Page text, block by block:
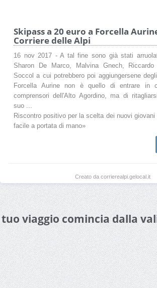
Skipass a 20 euro a Forcella
Corriere delle Alpi
16 nov 2017 - A tal fine sono già stati
Sharon De Marco, Malvina Gnech,
Soccol a cui potrebbero poi aggiungersene
Forcella Aurine non è quello di entrare in
comprensori dell'Alto Agordino, ma di
suo ...
Riscontro positivo per la scelta dei nuovi
facile a portata di mano»
Creato da corrierealpi.gelocal.it
viaggio comincia dalla